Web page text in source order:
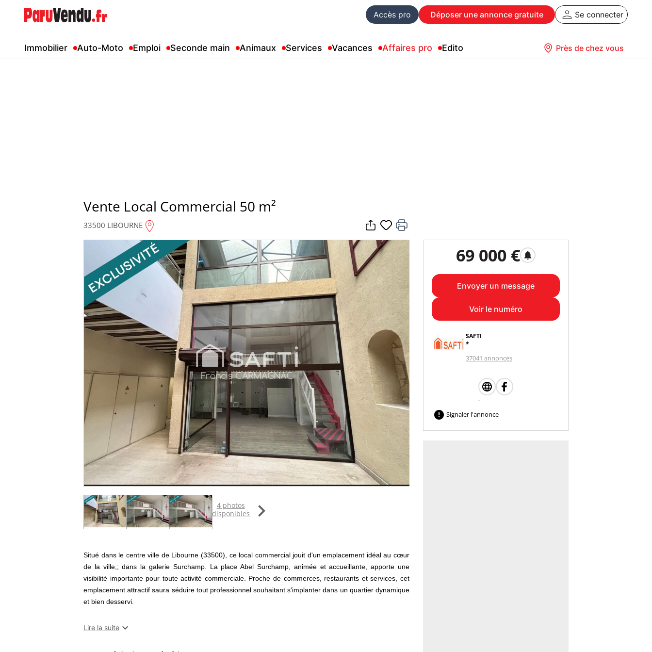
Accès pro Déposer une annonce gratuite Se connecter
Immobilier Auto-Moto Emploi Seconde main Animaux Services Vacances Affaires pro Edito Près de chez vous
Vente Local Commercial 50 m²
33500 LIBOURNE
4 photos
disponibles

Situé dans le centre ville de Libourne (33500), ce local commercial jouit d'un emplacement idéal au cœur
de la ville,; dans la galerie Surchamp. La place Abel Surchamp, animée et accueillante, apporte une
visibilité importante pour toute activité commerciale. Proche de commerces, restaurants et services, cet
emplacement attractif saura séduire tout professionnel souhaitant s'implanter dans un quartier dynamique
et bien desservi.
Ce local commercial d'une surface de 50 m² est idéalement situé dans une galerie commerçante.
Lire la suite 
69 000 € notifications
Envoyer un message
Voir le numéro
SAFTI
*
37041 annonces
 Signaler l'annonce